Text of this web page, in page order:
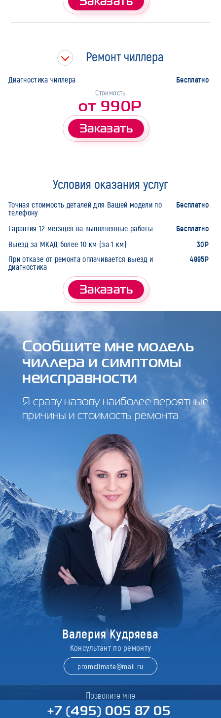
Ремонт чиллера
Диагностика чиллера Бесплатно
Стоимость
от 990Р
Заказать
Условия оказания услуг
Точная стоимость деталей для Вашей модели по
телефону
Бесплатно
Гарантия 12 месяцев на выполненные работы Бесплатно
Выезд за МКАД более 10 км (за 1 км) 30Р
При отказе от ремонта оплачивается выезд и
диагностика
4995Р
Заказать
Сообщите мне модель
чиллера и симптомы
неисправности
Я сразу назову наиболее вероятные
причины и стоимость ремонта
Валерия Кудряева
Консультант по ремонту
promclimate@mail.ru
Позвоните мне
+7 (495) 005 87 05